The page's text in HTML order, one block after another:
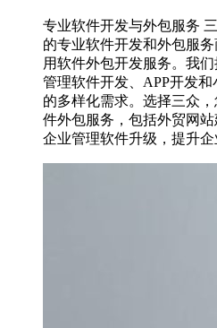
专业软件开发与外包服务
的专业软件开发和外包服
用软件外包开发服务。我
管理软件开发、APP开发
的多样化需求。选择三众
件外包服务，包括外贸网
企业管理软件升级，提升企